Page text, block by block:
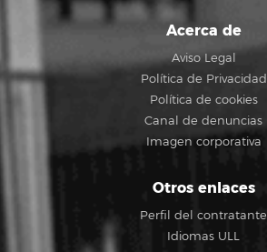
Acerca de
Aviso Legal
Política de Privacidad
Política de cookies
Canal de denuncias
Imagen corporativa
Otros enlaces
Perfil del contratante
Idiomas ULL